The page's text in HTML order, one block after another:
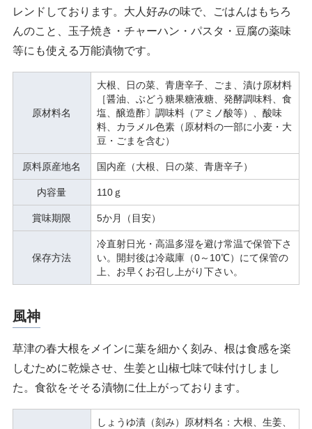
レンドしております。大人好みの味で、ごはんはもちろ
んのこと、玉子焼き・チャーハン・パスタ・豆腐の薬味
等にも使える万能漬物です。
原材料名
大根、日の菜、青唐辛子、ごま、漬け原材料
［醤油、ぶどう糖果糖液糖、発酵調味料、食
塩、醸造酢〕調味料（アミノ酸等）、酸味
料、カラメル色素（原材料の一部に小麦・大
豆・ごまを含む）
原料原産地名 国内産（大根、日の菜、青唐辛子）
内容量 110ｇ
賞味期限 5か月（目安）
保存方法
冷直射日光・高温多湿を避け常温で保管下さ
い。開封後は冷蔵庫（0～10℃）にて保管の
上、お早くお召し上がり下さい。
風神
草津の春大根をメインに葉を細かく刻み、根は食感を楽
しむために乾燥させ、生姜と山椒七味で味付けしまし
た。食欲をそそる漬物に仕上がっております。
しょうゆ漬（刻み）原材料名：大根、生姜、